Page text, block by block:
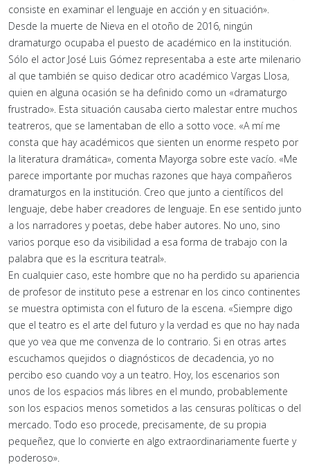
consiste en examinar el lenguaje en acción y en situación».
Desde la muerte de Nieva en el otoño de 2016, ningún
dramaturgo ocupaba el puesto de académico en la institución.
Sólo el actor José Luis Gómez representaba a este arte milenario
al que también se quiso dedicar otro académico Vargas Llosa,
quien en alguna ocasión se ha definido como un «dramaturgo
frustrado». Esta situación causaba cierto malestar entre muchos
teatreros, que se lamentaban de ello a sotto voce. «A mí me
consta que hay académicos que sienten un enorme respeto por
la literatura dramática», comenta Mayorga sobre este vacío. «Me
parece importante por muchas razones que haya compañeros
dramaturgos en la institución. Creo que junto a científicos del
lenguaje, debe haber creadores de lenguaje. En ese sentido junto
a los narradores y poetas, debe haber autores. No uno, sino
varios porque eso da visibilidad a esa forma de trabajo con la
palabra que es la escritura teatral».
En cualquier caso, este hombre que no ha perdido su apariencia
de profesor de instituto pese a estrenar en los cinco continentes
se muestra optimista con el futuro de la escena. «Siempre digo
que el teatro es el arte del futuro y la verdad es que no hay nada
que yo vea que me convenza de lo contrario. Si en otras artes
escuchamos quejidos o diagnósticos de decadencia, yo no
percibo eso cuando voy a un teatro. Hoy, los escenarios son
unos de los espacios más libres en el mundo, probablemente
son los espacios menos sometidos a las censuras políticas o del
mercado. Todo eso procede, precisamente, de su propia
pequeñez, que lo convierte en algo extraordinariamente fuerte y
poderoso».